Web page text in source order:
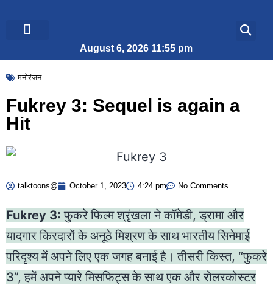
August 6, 2026 11:55 pm
मनोरंजन
Fukrey 3: Sequel is again a
Hit
talktoons@ October 1, 2023 4:24 pm No Comments
Fukrey 3: फुकरे फिल्म श्रृंखला ने कॉमेडी, ड्रामा और
यादगार किरदारों के अनूठे मिश्रण के साथ भारतीय सिनेमाई
परिदृश्य में अपने लिए एक जगह बनाई है। तीसरी किस्त, “फुकरे
3”, हमें अपने प्यारे मिसफिट्स के साथ एक और रोलरकोस्टर